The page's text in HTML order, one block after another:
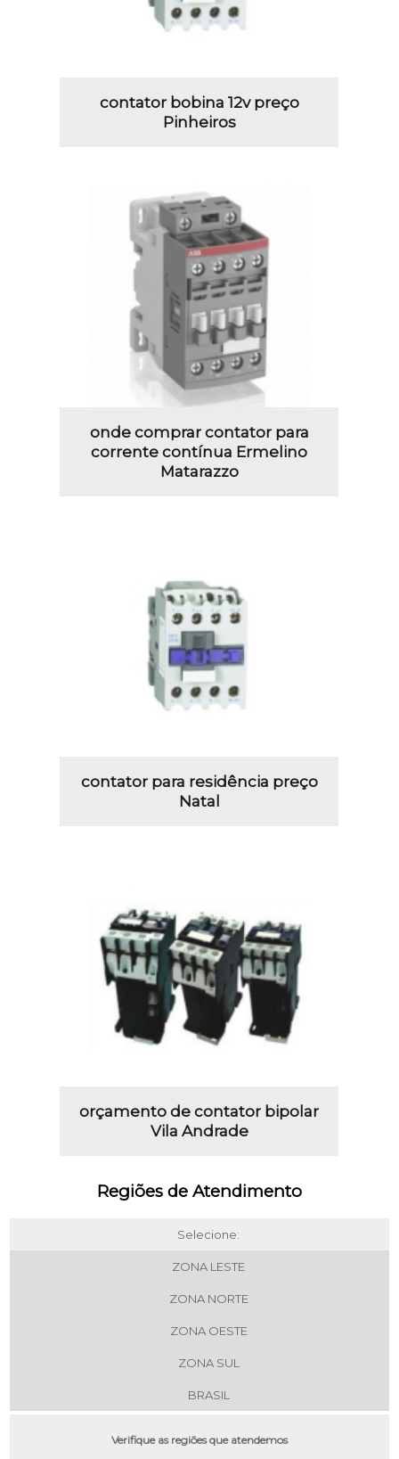
contator bobina 12v preço
Pinheiros
onde comprar contator para
corrente contínua Ermelino
Matarazzo
contator para residência preço
Natal
orçamento de contator bipolar
Vila Andrade
Regiões de Atendimento
Selecione:
ZONA LESTE
ZONA NORTE
ZONA OESTE
ZONA SUL
BRASIL
Verifique as regiões que atendemos